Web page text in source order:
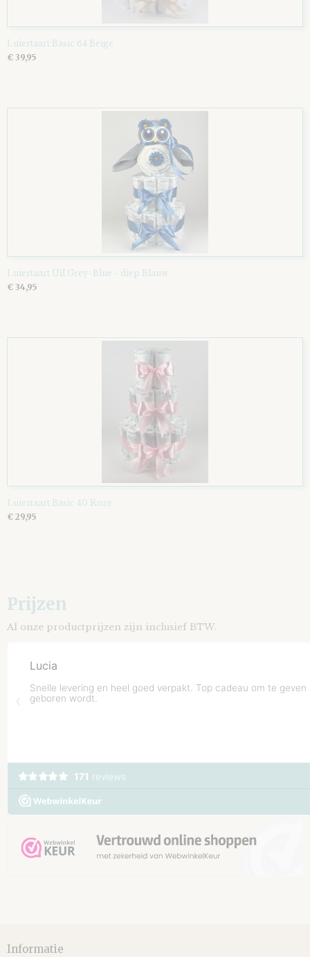
Luiertaart Basic 64 Beige
€ 39,95
Luiertaart Uil Grey-Blue - diep Blauw
€ 34,95
Luiertaart Basic 40 Roze
€ 29,95
Prijzen
Al onze productprijzen zijn inclusief BTW.
Informatie